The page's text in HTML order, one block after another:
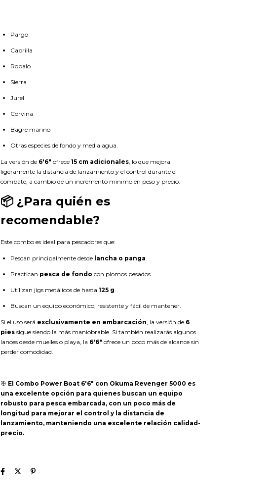
Pargo
Cabrilla
Robalo
Sierra
Jurel
Corvina
Bagre marino
Otras especies de fondo y media agua.
La versión de 6'6" ofrece 15 cm adicionales, lo que mejora
ligeramente la distancia de lanzamiento y el control durante el
combate, a cambio de un incremento mínimo en peso y precio.
📦 ¿Para quién es
recomendable?
Este combo es ideal para pescadores que:
Pescan principalmente desde lancha o panga.
Practican pesca de fondo con plomos pesados.
Utilizan jigs metálicos de hasta 125 g.
Buscan un equipo económico, resistente y fácil de mantener.
Si el uso será exclusivamente en embarcación, la versión de 6
pies sigue siendo la más maniobrable. Si también realizarás algunos
lances desde muelles o playa, la 6'6" ofrece un poco más de alcance sin
perder comodidad.
🎯 El Combo Power Boat 6'6" con Okuma Revenger 5000 es
una excelente opción para quienes buscan un equipo
robusto para pesca embarcada, con un poco más de
longitud para mejorar el control y la distancia de
lanzamiento, manteniendo una excelente relación calidad-
precio.